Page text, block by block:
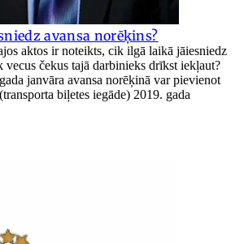
avansa norēķins?
aktos ir noteikts, cik ilgā laikā jāiesniedz
vecus čekus tajā darbinieks drīkst iekļaut?
janvāra avansa norēķinā var pievienot
biļetes iegāde) 2019. gada